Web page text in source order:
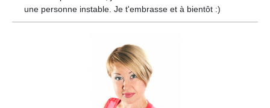
une personne instable. Je t'embrasse et à bientôt :)